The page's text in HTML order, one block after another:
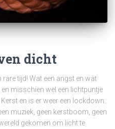
dicht
rare tijd! Wat een angst en wat
en misschien wel een lichtpuntje
en is er weer een lockdown.
muziek, geen kerstboom, geen
gekomen om licht te